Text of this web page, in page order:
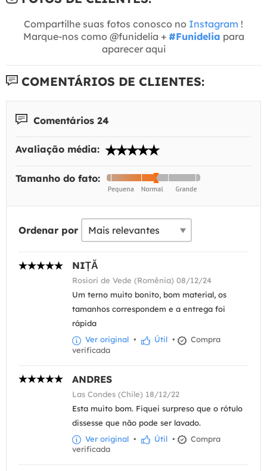
Compartilhe suas fotos conosco no Instagram !
Marque-nos como @funidelia + #Funidelia para
aparecer aqui
COMENTÁRIOS DE CLIENTES:
Comentários 24
Avaliação média:
Tamanho do fato:
Ordenar por
NIȚĂ
Rosiori de Vede (Romênia) 08/12/24
Um terno muito bonito, bom material, os
tamanhos correspondem e a entrega foi
rápida
Ver original • Útil •
Compra
verificada
ANDRES
Las Condes (Chile) 18/12/22
Esta muito bom. Fiquei surpreso que o rótulo
dissesse que não pode ser lavado.
Ver original • Útil •
Compra
verificada